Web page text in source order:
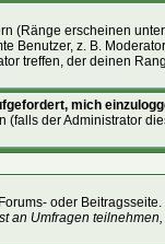
(Ränge erscheinen
Benutzer, z. B.
treffen, der deinen
mich
der Administrator
oder
an Umfragen teilnehmen,